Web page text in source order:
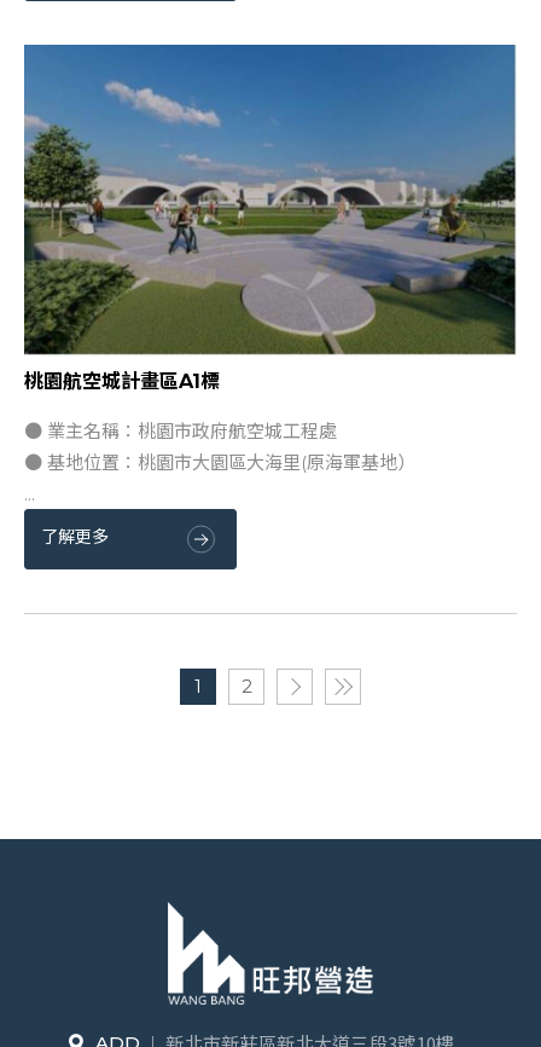
桃園航空城計畫區A1標
● 業主名稱：桃園市政府航空城工程處
● 基地位置：桃園市大園區大海里(原海軍基地）
...
了解更多
1 2